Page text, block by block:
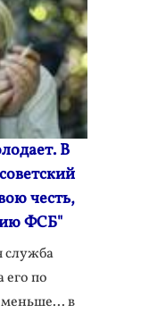
В
честь,
ФСБ"
служба
по
в